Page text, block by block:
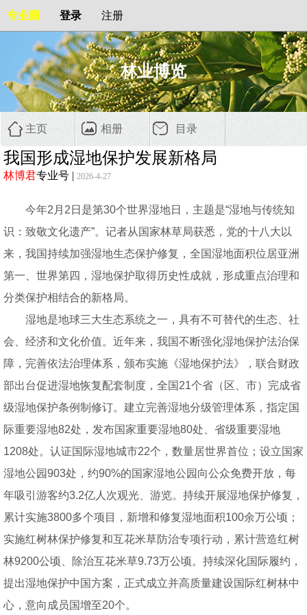
专业圈 登录 注册
林业博览
主页 相册 目录
我国形成湿地保护发展新格局
林博君专业号 | 2026-4-27
今年2月2日是第30个世界湿地日，主题是“湿地与传统知
识：致敬文化遗产”。记者从国家林草局获悉，党的十八大以
来，我国持续加强湿地生态保护修复，全国湿地面积位居亚洲
第一、世界第四，湿地保护取得历史性成就，形成重点治理和
分类保护相结合的新格局。
湿地是地球三大生态系统之一，具有不可替代的生态、社
会、经济和文化价值。近年来，我国不断强化湿地保护法治保
障，完善依法治理体系，颁布实施《湿地保护法》，联合财政
部出台促进湿地恢复配套制度，全国21个省（区、市）完成省
级湿地保护条例制修订。建立完善湿地分级管理体系，指定国
际重要湿地82处，发布国家重要湿地80处、省级重要湿地
1208处。认证国际湿地城市22个，数量居世界首位；设立国家
湿地公园903处，约90%的国家湿地公园向公众免费开放，每
年吸引游客约3.2亿人次观光、游览。持续开展湿地保护修复，
累计实施3800多个项目，新增和修复湿地面积100余万公顷；
实施红树林保护修复和互花米草防治专项行动，累计营造红树
林9200公顷、除治互花米草9.73万公顷。持续深化国际履约，
提出湿地保护中国方案，正式成立并高质量建设国际红树林中
心，意向成员国增至20个。